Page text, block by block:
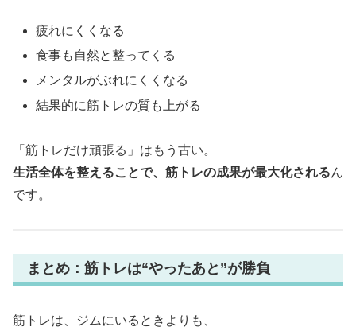
疲れにくくなる
食事も自然と整ってくる
メンタルがぶれにくくなる
結果的に筋トレの質も上がる
「筋トレだけ頑張る」はもう古い。
生活全体を整えることで、筋トレの成果が最大化されるん
です。
まとめ：筋トレは“やったあと”が勝負
筋トレは、ジムにいるときよりも、